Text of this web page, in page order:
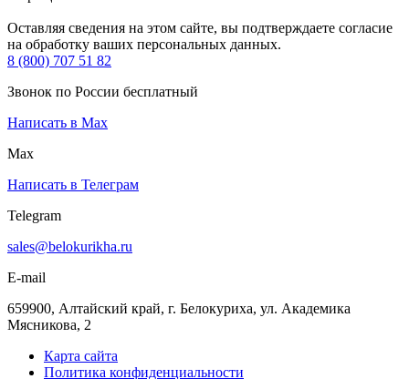
Оставляя сведения на этом сайте, вы подтверждаете согласие
на обработку ваших персональных данных.
8 (800) 707 51 82
Звонок по России бесплатный
Написать в Max
Max
Написать в Телеграм
Telegram
sales@belokurikha.ru
E-mail
659900, Алтайский край, г. Белокуриха, ул. Академика
Мясникова, 2
Карта сайта
Политика конфиденциальности